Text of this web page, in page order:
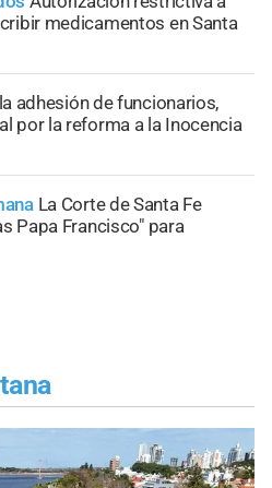
medicamentos en Santa
adhesión de funcionarios,
por la reforma a la Inocencia
La Corte de Santa Fe
Papa Francisco" para